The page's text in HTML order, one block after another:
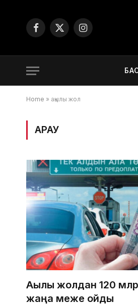
Facebook
X
Instagram
Home » ақылы жол
ҚАРАУ
Ақылы жолдан 120
жаңа меже қойды